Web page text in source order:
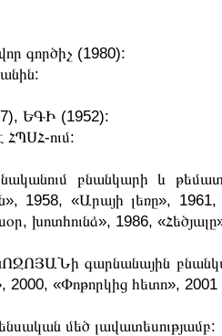
գործիչ (1980):
ԵԳԻ (1952):
ՀՊՍՀ-ում:
բնանկարի և
1958, «Արայի լեռը»,
խոտհունձ», 1986,
գարնանային
«Փոթորկից հետո», 2001
մեծ լավատեսությամբ: